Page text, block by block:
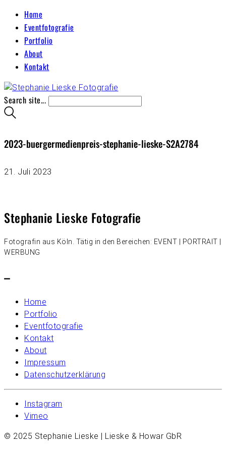
Home
Eventfotografie
Portfolio
About
Kontakt
Search site...
2023-buergermedienpreis-stephanie-lieske-S2A2784
21. Juli 2023
Stephanie Lieske Fotografie
Fotografin aus Köln. Tätig in den Bereichen: EVENT | PORTRAIT |
WERBUNG
–
Home
Portfolio
Eventfotografie
Kontakt
About
Impressum
Datenschutzerklärung
Instagram
Vimeo
© 2025 Stephanie Lieske | Lieske & Howar GbR